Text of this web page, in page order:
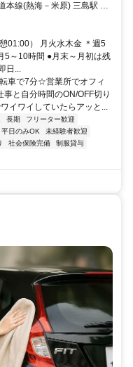
だけます♪
01:00） 月火水木金 ＊週5
5～10時間 ●月末～月初は残
日...
車で7分☆営業所でオフィ
と自分時間のON/OFF切り
イワイしていたらアッと...
長期
フリーター歓迎
平日のみOK
未経験者歓迎
社会保険完備
制服貸与